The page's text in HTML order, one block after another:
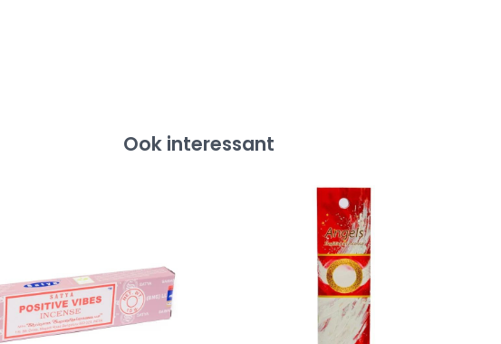
Ook interessant